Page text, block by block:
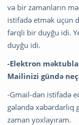
və bir zamanların
istifadə etmək üçün
fərqli bir duyğu idi.
duyğu idi.
-Elektron
Mailinizi gündə
-Gmail-dən istifadə
gələndə xəbərdarlıq
zaman yoxlayıram.